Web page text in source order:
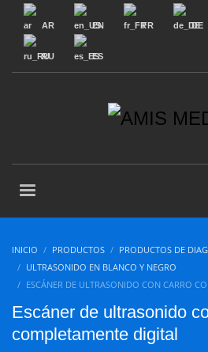
AR EN FR DE
RU ES
INICIO PRODUCTOS
PRODUCTOS DE
ULTRASONIDO EN BLANCO Y NEGRO
ESCÁNER DE ULTRASONIDO CON CARRO
Escáner de ultrasonido
completamente digital